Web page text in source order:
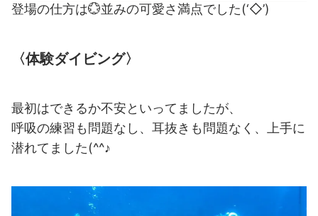
登場の仕方は💮並みの可愛さ満点でした(‘◇’)ゞ
〈体験ダイビング〉
最初はできるか不安といってましたが、
呼吸の練習も問題なし、耳抜きも問題なく、上手に
潜れてました(^^♪